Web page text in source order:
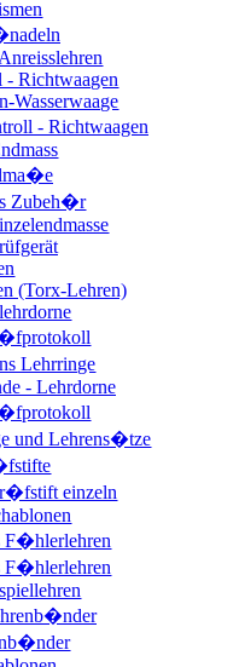
- Richtwaagen
Wasserwaage
- Richtwaagen
Zubeh�r
(Torx-Lehren)
Lehrringe
- Lehrdorne
und Lehrens�tze
einzeln